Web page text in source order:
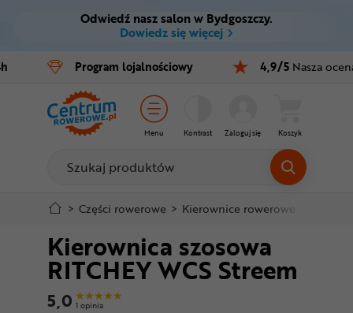
Ctrl M
Menu główne
Informacje o produkcie
Do koszyka
Szczegółowe informacje
Stopka
Mapa strony
Odwiedź nasz salon w Bydgoszczy.
Dowiedz się więcej
Program lojalnościowy 4,9/5 Nasza
Menu Kontrast Zaloguj się Koszyk
Rowery
E-bike
Części
Akcesoria
Odzież
Kaski
Buty
> Części rowerowe > Kierownice rowerowe
Kierownica szosowa
RITCHEY WCS Streem
5,0 1 opinia